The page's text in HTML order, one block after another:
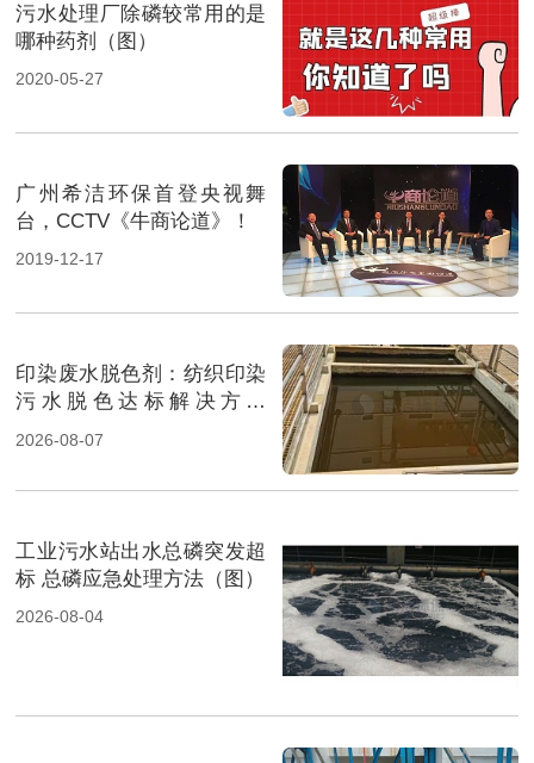
污水处理厂除磷较常用的是
哪种药剂（图）
2020-05-27
广州希洁环保首登央视舞
台，CCTV《牛商论道》！
2019-12-17
印染废水脱色剂：纺织印染
污水脱色达标解决方案
（图）
2026-08-07
工业污水站出水总磷突发超
标 总磷应急处理方法（图）
2026-08-04